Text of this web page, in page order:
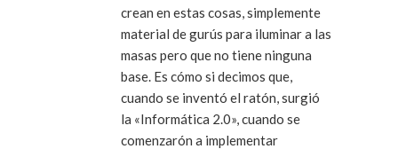
crean en estas cosas, simplemente
material de gurús para iluminar a las
masas pero que no tiene ninguna
base. Es cómo si decimos que,
cuando se inventó el ratón, surgió
la «Informática 2.0», cuando se
comenzarón a implementar